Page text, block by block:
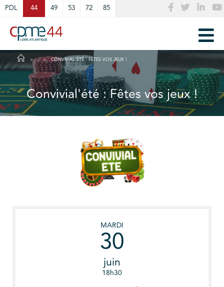
PDL 44 49 53 72 85
CONVIVIAL'ÉTÉ : FÊTES VOS JEUX !
Convivial'été : Fêtes vos jeux !
MARDI
30
juin
18h30
Cookies management panel